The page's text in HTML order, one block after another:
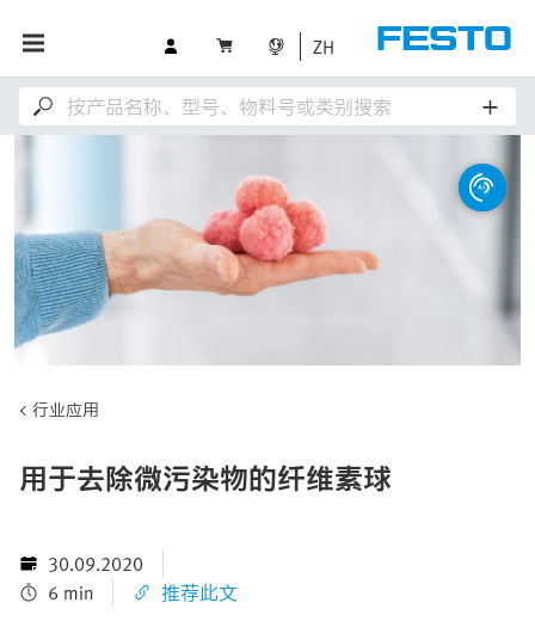
ZH
行业应用
用于去除微污染物的纤维素球
30.09.2020
6 min
推荐此文